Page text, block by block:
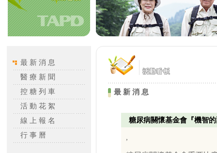
最 新 消 息
醫 療 新 聞
控 糖 列 車
活 動 花 絮
線 上 報 名
行 事 曆
最 新 消 息
糖尿病關懷基金會『機智
,